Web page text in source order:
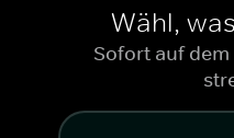
Wähl,
Sofort auf